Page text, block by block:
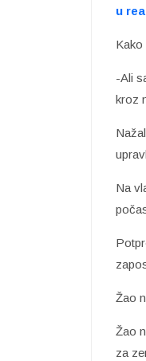
u
Kako
-Ali
kroz
Na
Žao
Žao
za